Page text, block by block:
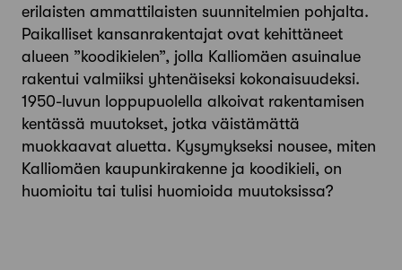
erilaisten ammattilaisten suunnitelmien pohjalta.
Paikalliset kansanrakentajat ovat kehittäneet
alueen ”koodikielen”, jolla Kalliomäen asuinalue
rakentui valmiiksi yhtenäiseksi kokonaisuudeksi.
1950-luvun loppupuolella alkoivat rakentamisen
kentässä muutokset, jotka väistämättä
muokkaavat aluetta. Kysymykseksi nousee, miten
Kalliomäen kaupunkirakenne ja koodikieli, on
huomioitu tai tulisi huomioida muutoksissa?